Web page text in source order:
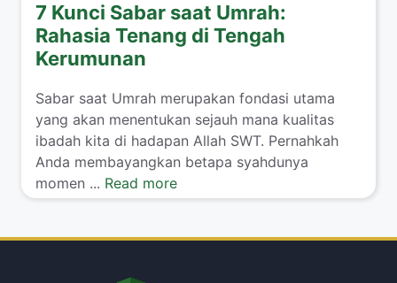
7 Kunci Sabar saat Umrah:
Rahasia Tenang di Tengah
Kerumunan
​Sabar saat Umrah merupakan fondasi utama
yang akan menentukan sejauh mana kualitas
ibadah kita di hadapan Allah SWT. Pernahkah
Anda membayangkan betapa syahdunya
momen ... Read more